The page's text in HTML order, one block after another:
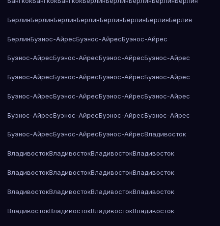
БерлинБерлинБерлинБерлинБерлинБерлинБерлинБерлин
БерлинБуэнос-АйресБуэнос-АйресБуэнос-Айрес
Буэнос-АйресБуэнос-АйресБуэнос-АйресБуэнос-Айрес
Буэнос-АйресБуэнос-АйресБуэнос-АйресБуэнос-Айрес
Буэнос-АйресБуэнос-АйресБуэнос-АйресБуэнос-Айрес
Буэнос-АйресБуэнос-АйресБуэнос-АйресБуэнос-Айрес
Буэнос-АйресБуэнос-АйресБуэнос-АйресВладивосток
ВладивостокВладивостокВладивостокВладивосток
ВладивостокВладивостокВладивостокВладивосток
ВладивостокВладивостокВладивостокВладивосток
ВладивостокВладивостокВладивостокВладивосток